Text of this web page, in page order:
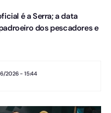
é a Serra; a data
dos pescadores e
2026 - 15:44